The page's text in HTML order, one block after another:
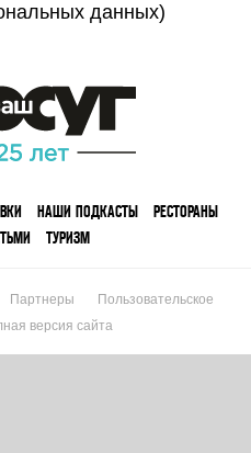
данных)
НАШИ ПОДКАСТЫ
РЕСТОРАНЫ
ТУРИЗМ
Партнеры
Пользовательское
версия сайта